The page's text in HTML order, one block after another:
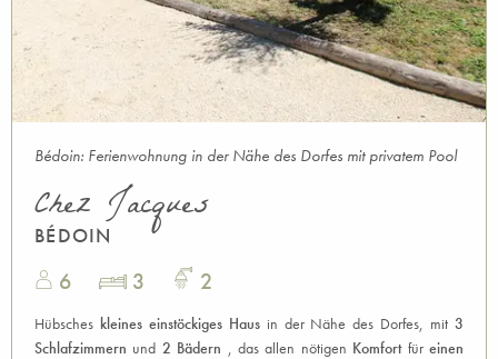
Bédoin: Ferienwohnung in der Nähe des Dorfes mit privatem Pool
Chez Jacques
BÉDOIN
6 3 2
Hübsches kleines einstöckiges Hausin der Nähe des Dorfes, mit3
Schlafzimmern und 2 Bädern , das allen nötigen Komfortfüreinen